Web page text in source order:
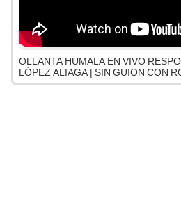
OLLANTA HUMALA EN VIVO
LÓPEZ ALIAGA | SIN GUION CON